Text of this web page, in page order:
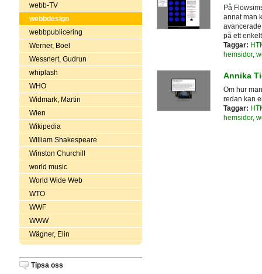
webb-TV
webbdesign
webbpublicering
Werner, Boel
Wessnert, Gudrun
whiplash
WHO
Widmark, Martin
Wien
Wikipedia
William Shakespeare
Winston Churchill
world music
World Wide Web
WTO
WWF
WWW
Wägner, Elin
Tipsa oss
På
annat man
på ett
Taggar:
hemsidor,
Annika
Om hur
redan kan
Taggar:
hemsidor,